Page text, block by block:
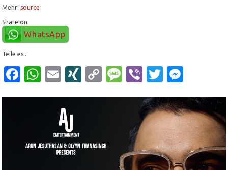
Mehr: source
Share on:
WhatsApp
Teile es...
Facebook
WhatsApp
EmailXINGCopyMessage
ViberTwitter